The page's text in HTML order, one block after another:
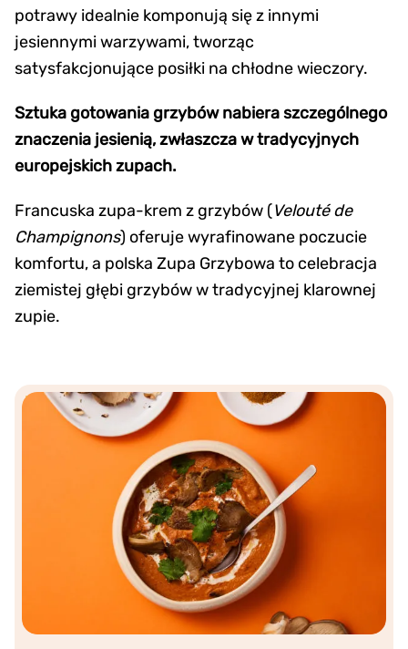
potrawy idealnie komponują się z innymi
jesiennymi warzywami, tworząc
satysfakcjonujące posiłki na chłodne wieczory.
Sztuka gotowania grzybów nabiera szczególnego
znaczenia jesienią, zwłaszcza w tradycyjnych
europejskich zupach.
Francuska zupa-krem z grzybów (Velouté de
Champignons) oferuje wyrafinowane poczucie
komfortu, a polska Zupa Grzybowa to celebracja
ziemistej głębi grzybów w tradycyjnej klarownej
zupie.